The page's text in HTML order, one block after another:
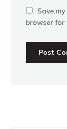
Save
browser for